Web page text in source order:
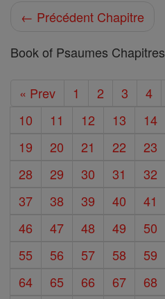
← Précédent Chapitre
Book of Psaumes Chapitres
« Prev 1 2 3 4
10
11 12 13 14
19
20 21 22 23
28
29 30 31 32
37
38 39 40 41
46
47 48 49 50
55
56 57 58 59
64
65 66 67 68